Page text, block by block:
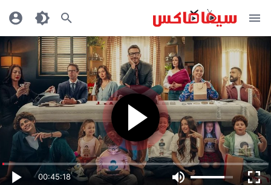
00:45:18